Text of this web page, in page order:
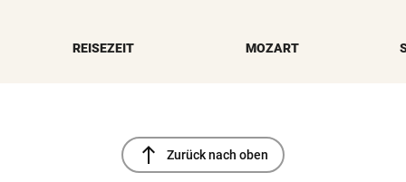
REISEZEIT MOZART
north Zurück nach oben